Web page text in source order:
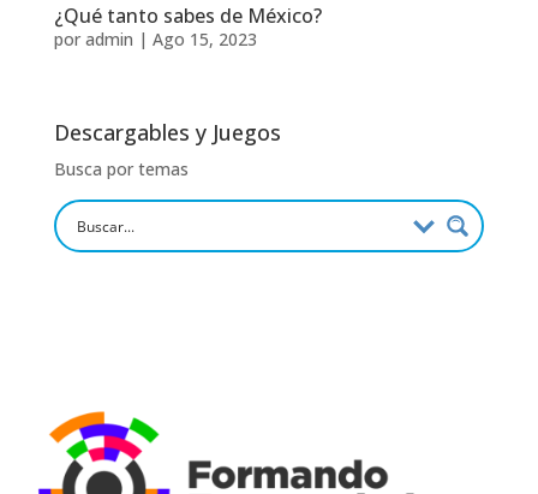
¿Qué tanto sabes de México?
por admin | Ago 15, 2023
Descargables y Juegos
Busca por temas